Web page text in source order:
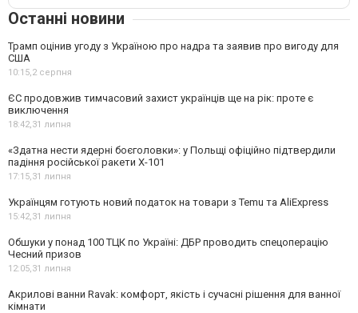
Останні новини
Трамп оцінив угоду з Україною про надра та заявив про вигоду для
США
10:15,2 серпня
ЄС продовжив тимчасовий захист українців ще на рік: проте є
виключення
18:42,31 липня
«Здатна нести ядерні боєголовки»: у Польщі офіційно підтвердили
падіння російської ракети Х-101
17:15,31 липня
Українцям готують новий податок на товари з Temu та AliExpress
15:42,31 липня
Обшуки у понад 100 ТЦК по Україні: ДБР проводить спецоперацію
Чесний призов
12:05,31 липня
Акрилові ванни Ravak: комфорт, якість і сучасні рішення для ванної
кімнати